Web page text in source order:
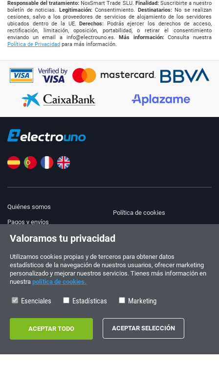
Responsable del tratamiento: NoxSmart Trade SLU. Finalidad:Suscribirte a nuestro
boletín de noticias.
Legitimación:Consentimiento. Destinatarios:No se realizan
cesiones, salvo a los proveedores de servicios de alojamiento de los servidores
ubicados dentro de la UE.
Derechos: Podrás ejercer los derechos de acceso,
rectificación, limitación, oposición, portabilidad, o retirar el consentimiento
enviando un email a info@electrouno.es. Más información:Consulta nuestra
Política de Privacidad para más información.
Quiénes somos
Pagos y envíos
Aviso legal
Términos y condiciones
Política de privacidad
Política de cookies
+34 910 600 459
HORARIO DE VERANO
Lunes a viernes: 10:00 - 14:00
Valoramos tu privacidad
Utilizamos cookies propias y de terceros para obtener datos
estadísticos de la navegación de nuestros usuarios, ofrecer marketing
personalizado y mejorar nuestros servicios. Tienes más información en
nuestra política de cookies.
Esenciales Estadísticas Marketing